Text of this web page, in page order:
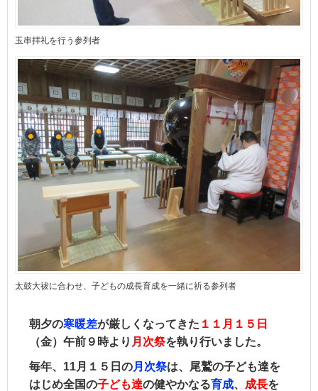
玉串拝礼を行う参列者
太鼓大祓に合わせ、子どもの成長育成を一緒に祈る参列者
朝夕の寒暖差が厳しくなってきた １１月１５日
（金）午前９時より 月次祭を執り行いました。
毎年、11月１５日󠄀の月次祭は、
尾鷲の子ども達を
はじめ全国の子ども達の健やかなる育成、 成長を